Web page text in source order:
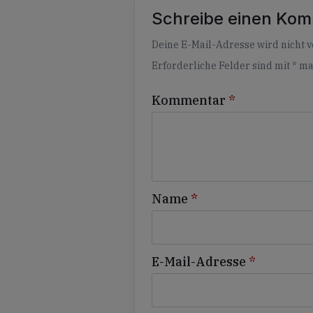
Schreibe einen
Deine E-Mail-Adresse wird nicht
Erforderliche Felder sind mit *
Kommentar *
Name *
E-Mail-Adresse *
Alternative: